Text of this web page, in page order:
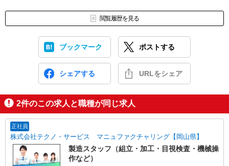
閲覧履歴を見る
ブックマーク ポストする
シェアする URLをシェア
2件のこの求人と職種が同じ求人
正社員
株式会社テクノ・サービス マニュファクチャリング【岡山県】
製造スタッフ（組立・加工・目視検査・機械操
作など）